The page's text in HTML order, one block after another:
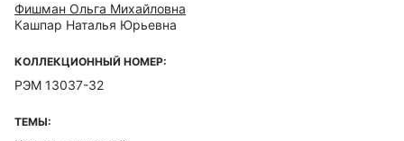
Фишман Ольга Михайловна
Кашпар Наталья Юрьевна
КОЛЛЕКЦИОННЫЙ НОМЕР:
РЭМ 13037-32
ТЕМЫ: